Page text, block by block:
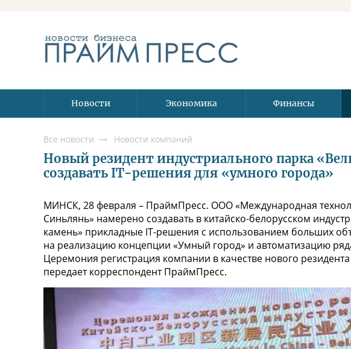
Новости Экономика Финансы
Все новости Новости компаний
Новый резидент индустриального парка
создавать IT-решения для «умного города»
МИНСК, 28 февраля – ПраймПресс. ООО «Международная
Синьлянь» намерено создавать в китайско-белорусском
камень» прикладные IT-решения с использованием больших
на реализацию концепции «Умный город» и автоматизацию
Церемония регистрация компании в качестве нового
передает корреспондент ПраймПресс.